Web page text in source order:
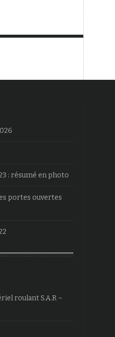
: résumé en photo
portes ouvertes
roulant S.A.R –